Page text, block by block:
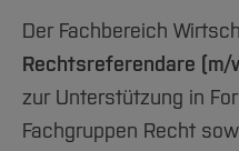
Der Fachbereich
Rechtsreferendare
zur Unterstützung in
Fachgruppen Recht